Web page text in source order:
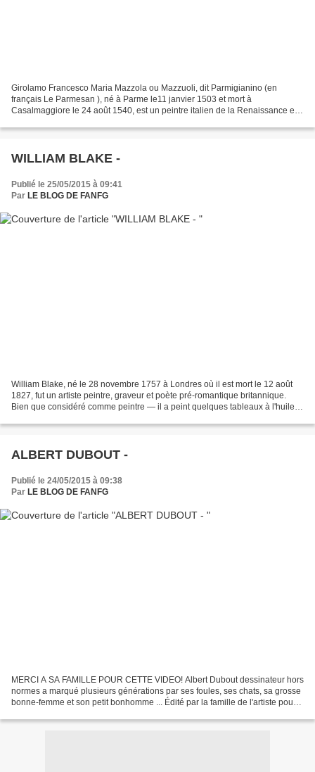
Girolamo Francesco Maria Mazzola ou Mazzuoli, dit Parmigianino (en
français Le Parmesan ), né à Parme le11 janvier 1503 et mort à
Casalmaggiore le 24 août 1540, est un peintre italien de la Renaissance et
WILLIAM BLAKE -
Publié le 25/05/2015 à 09:41
Par LE BLOG DE FANFG
William Blake, né le 28 novembre 1757 à Londres où il est mort le 12 août
1827, fut un artiste peintre, graveur et poète pré-romantique britannique.
Bien que considéré comme peintre — il a peint quelques tableaux à l'huile,
ALBERT DUBOUT -
Publié le 24/05/2015 à 09:38
Par LE BLOG DE FANFG
MERCI A SA FAMILLE POUR CETTE VIDEO! Albert Dubout dessinateur hors
normes a marqué plusieurs générations par ses foules, ses chats, sa grosse
bonne-femme et son petit bonhomme ... Édité par la famille de l'artiste pour